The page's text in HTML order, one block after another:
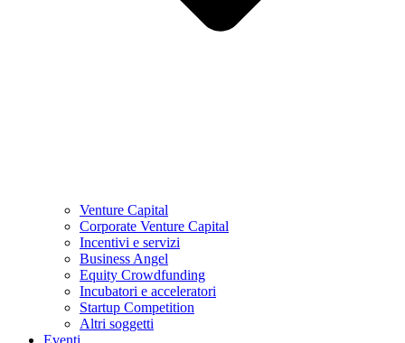
Venture Capital
Corporate Venture Capital
Incentivi e servizi
Business Angel
Equity Crowdfunding
Incubatori e acceleratori
Startup Competition
Altri soggetti